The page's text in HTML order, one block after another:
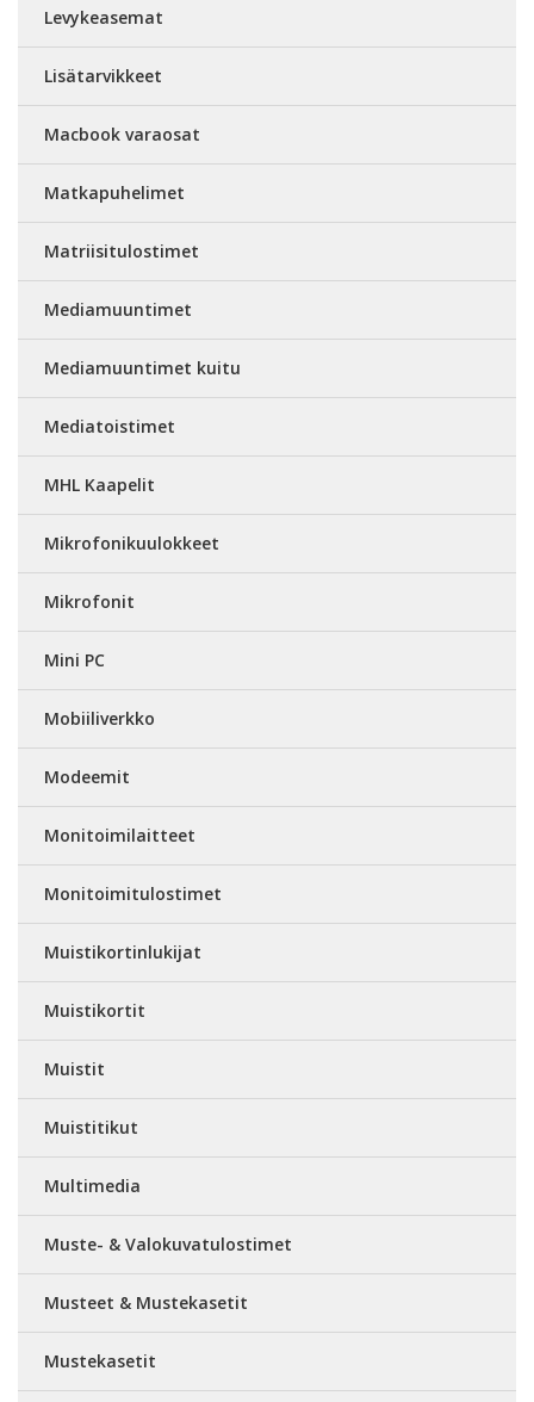
Levykeasemat
Lisätarvikkeet
Macbook varaosat
Matkapuhelimet
Matriisitulostimet
Mediamuuntimet
Mediamuuntimet kuitu
Mediatoistimet
MHL Kaapelit
Mikrofonikuulokkeet
Mikrofonit
Mini PC
Mobiiliverkko
Modeemit
Monitoimilaitteet
Monitoimitulostimet
Muistikortinlukijat
Muistikortit
Muistit
Muistitikut
Multimedia
Muste- & Valokuvatulostimet
Musteet & Mustekasetit
Mustekasetit